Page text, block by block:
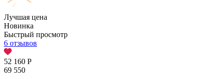
Лучшая цена
Новинка
Быстрый просмотр
6 отзывов
52 160 Р
69 550